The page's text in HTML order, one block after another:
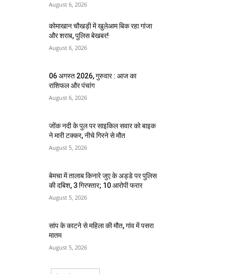
August 6, 2026
कोमाखान चौखड़ी में खुलेआम बिक रहा गांजा
और शराब, पुलिस बेखबर!
August 6, 2026
06 अगस्त 2026, गुरुवार : आज का
राशिफल और पंचांग
August 6, 2026
जोंक नदी के पुल पर साइकिल सवार को बाइक
ने मारी टक्कर, नीचे गिरने से मौत
August 5, 2026
बेमचा में तालाब किनारे जुए के अड्डे पर पुलिस
की दबिश, 3 गिरफ्तार; 10 आरोपी फरार
August 5, 2026
सांप के काटने से महिला की मौत, गांव में पसरा
मातम
August 5, 2026